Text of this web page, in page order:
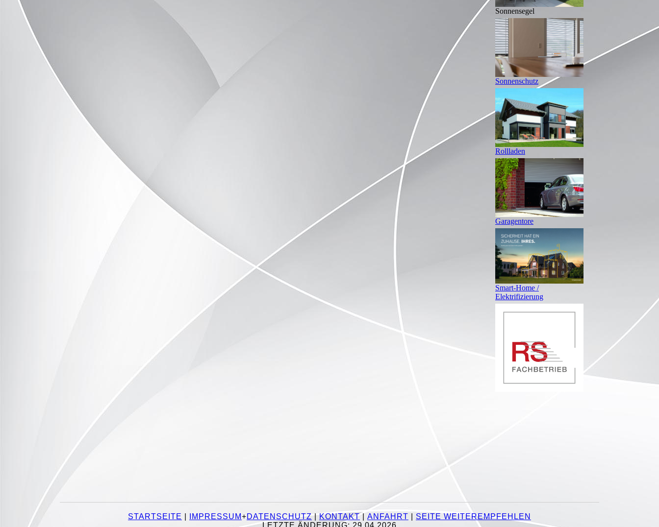
Sonnensegel
Sonnenschutz
Rollladen
Garagentore
Smart-Home /
Elektrifizierung
STARTSEITE IMPRESSUM+DATENSCHUTZ|KONTAKT ANFAHRT
SEITE WEITEREMPFEHLEN
LETZTE ÄNDERUNG: 29.04.2026